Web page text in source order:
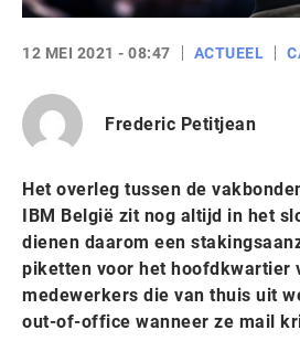
12 MEI 2021 - 08:47 ACTUEEL
Frederic Petitjean
Het overleg tussen de
IBM België zit nog altijd in het
dienen daarom een
piketten voor het hoofdkwartier
medewerkers die van thuis uit
out-of-office wanneer ze mail